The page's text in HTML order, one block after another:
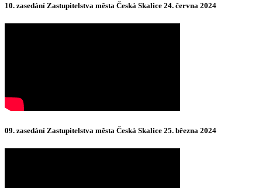
10. zasedání Zastupitelstva města Česká Skalice 24. června 2024
09. zasedání Zastupitelstva města Česká Skalice 25. března 2024